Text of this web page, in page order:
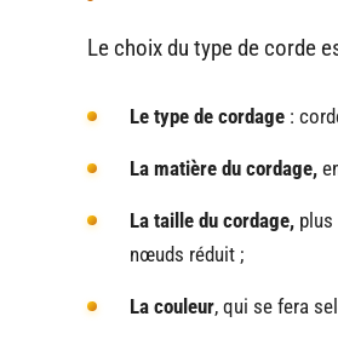
Le choix du type de corde
Le type de cordage :
La matière du cordage,
La taille du cordage,
nœuds réduit ;
La couleur, qui se fera